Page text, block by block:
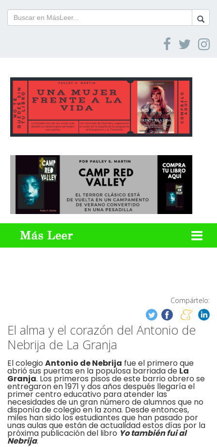
Compártelo:
El alma y el corazón del Antonio de
Nebrija de La Granja
El colegio Antonio de Nebrija fue el primero que
abrió sus puertas en la populosa barriada de La
Granja. Los primeros pisos de este barrio obrero se
entregaron en 1971 y dos años después llegaría el
primer centro educativo para atender las
necesidades de un gran número de alumnos que no
disponía de colegio en la zona. Desde entonces,
miles han sido los estudiantes que han pasado por
unas aulas que están de actualidad estos días por la
próxima publicación del libro Yo también fui al
Nebrija.